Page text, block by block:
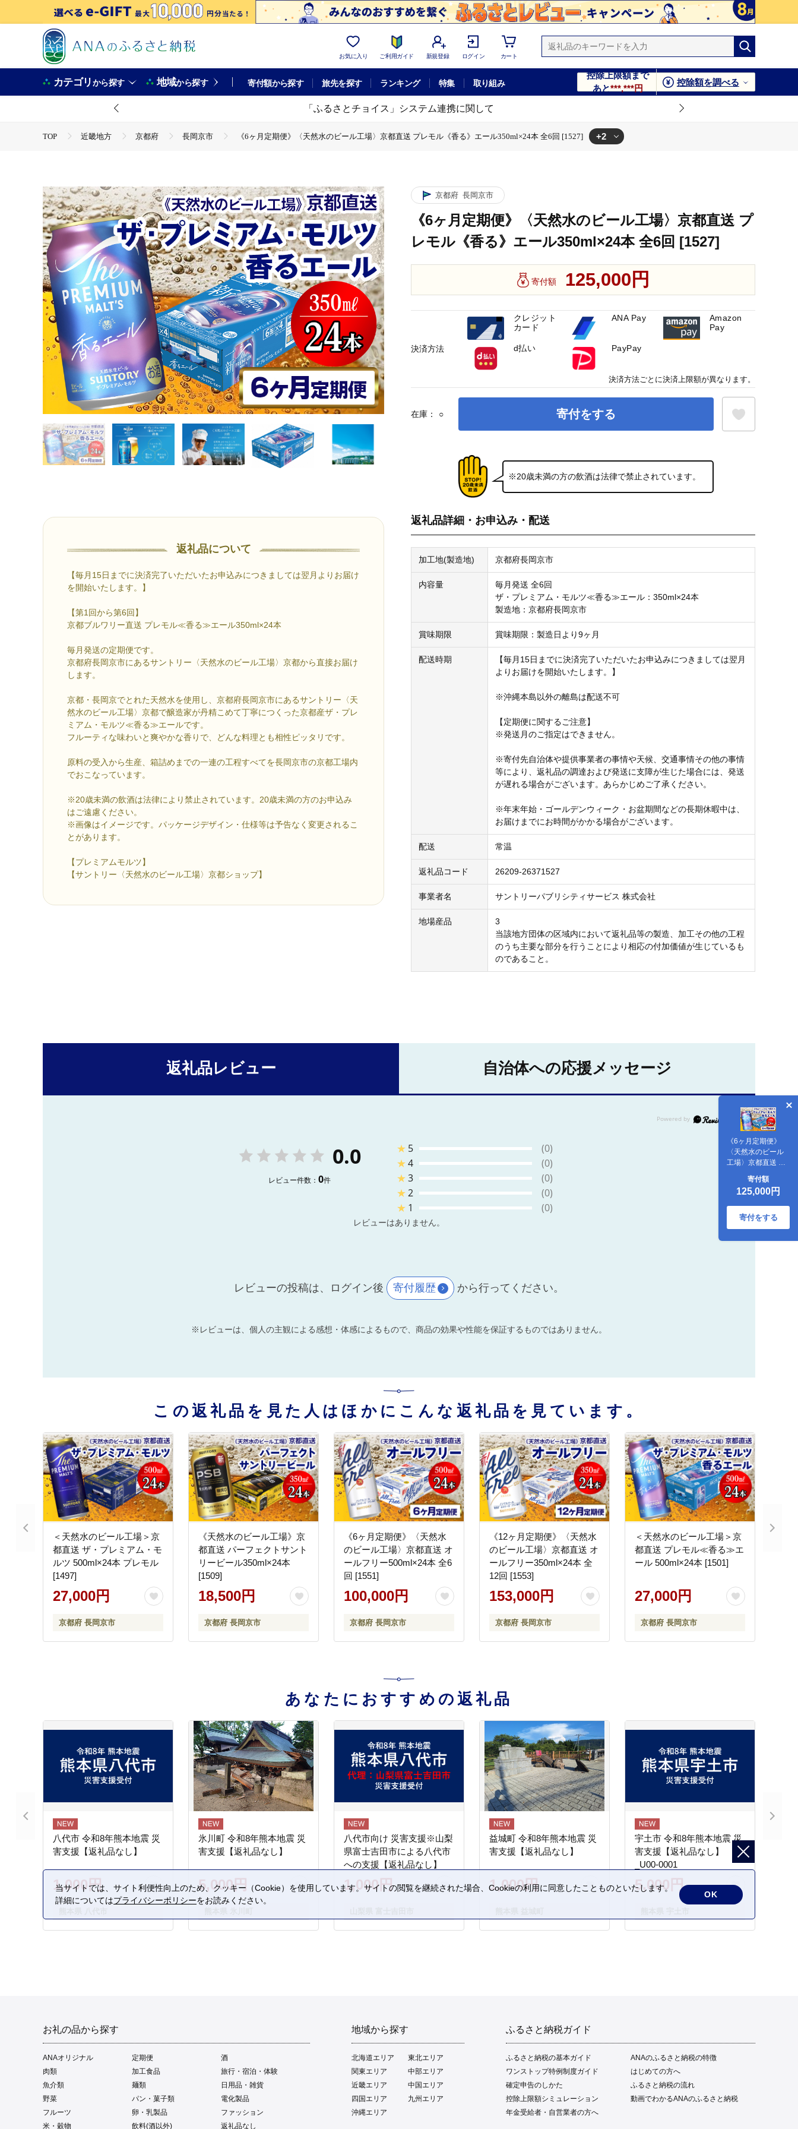
お気に入り ご利用ガイド 新規登録 ログイン カート
カテゴリから探す 地域から探す 寄付額から探す 旅先を探す ランキング 特集 取り組み
控除上限額まで
あと***,***円
控除額を調べる
「ふるさとチョイス」システム連携に関して
TOP 近畿地方 京都府 長岡京市 《6ヶ月定期便》〈天然水のビール工場〉京都直送 プレモル《香る》エール350ml×24本 全6回 [1527] +2
返礼品について
【毎月15日までに決済完了いただいたお申込みにつきましては翌月よりお届け
を開始いたします。】
【第1回から第6回】
京都ブルワリー直送 プレモル≪香る≫エール350ml×24本
毎月発送の定期便です。
京都府長岡京市にあるサントリー〈天然水のビール工場〉京都から直接お届け
します。
京都・長岡京でとれた天然水を使用し、京都府長岡京市にあるサントリー〈天
然水のビール工場〉京都で醸造家が丹精こめて丁寧につくった京都産ザ・プレ
ミアム・モルツ≪香る≫エールです。
フルーティな味わいと爽やかな香りで、どんな料理とも相性ピッタリです。
原料の受入から生産、箱詰めまでの一連の工程すべてを長岡京市の京都工場内
でおこなっています。
※20歳未満の飲酒は法律により禁止されています。20歳未満の方のお申込み
はご遠慮ください。
※画像はイメージです。パッケージデザイン・仕様等は予告なく変更されるこ
とがあります。
【プレミアムモルツ】
【サントリー〈天然水のビール工場〉京都ショップ】
京都府 長岡京市
《6ヶ月定期便》〈天然水のビール工場〉京都直送 プ
レモル《香る》エール350ml×24本 全6回 [1527]
寄付額 125,000円
在庫： ○ 寄付をする
《6ヶ月定期便》
〈天然水のビール
工場〉京都直送 プ
レモル《香る》エ
ール350ml×24本 全
6回 [1527]
寄付額
125,000円
寄付をする
※20歳未満の方の飲酒は法律で禁止されています。
返礼品詳細・お申込み・配送
加工地(製造地) 京都府長岡京市
内容量
毎月発送 全6回
ザ・プレミアム・モルツ≪香る≫エール：350ml×24本
製造地：京都府長岡京市
賞味期限 賞味期限：製造日より9ヶ月
配送時期
【毎月15日までに決済完了いただいたお申込みにつきましては翌月
よりお届けを開始いたします。】
※沖縄本島以外の離島は配送不可
【定期便に関するご注意】
※発送月のご指定はできません。
※寄付先自治体や提供事業者の事情や天候、交通事情その他の事情
等により、返礼品の調達および発送に支障が生じた場合には、発送
が遅れる場合がございます。あらかじめご了承ください。
※年末年始・ゴールデンウィーク・お盆期間などの長期休暇中は、
お届けまでにお時間がかかる場合がございます。
配送 常温
返礼品コード 26209-26371527
事業者名 サントリーパブリシティサービス 株式会社
地場産品
3
当該地方団体の区域内において返礼品等の製造、加工その他の工程
のうち主要な部分を行うことにより相応の付加価値が生じているも
のであること。
決済方法
クレジット
カード
ANA Pay
Amazon
Pay
d払い PayPay
決済方法ごとに決済上限額が異なります。
返礼品レビュー 自治体への応援メッセージ
0.0
レビュー件数： 0件
★ 5
(0)
★4
(0)
★3
(0)
★2
(0)
★ 1 (0)
レビューはありません。
レビューの投稿は、ログイン後 寄付履歴 から行ってください。
※レビューは、個人の主観による感想・体感によるもので、商品の効果や性能を保証するものではありません。
この返礼品を見た人はほかにこんな返礼品を見ています。
＜天然水のビール工場＞京
都直送 ザ・プレミアム・モ
ルツ 500ml×24本 プレモル
[1497]
27,000円
京都府 長岡京市
《天然水のビール工場》京
都直送 パーフェクトサント
リービール350ml×24本
[1509]
18,500円
京都府 長岡京市
《6ヶ月定期便》〈天然水
のビール工場〉京都直送 オ
ールフリー500ml×24本 全6
回 [1551]
100,000円
京都府 長岡京市
《12ヶ月定期便》〈天然水
のビール工場〉京都直送 オ
ールフリー350ml×24本 全
12回 [1553]
153,000円
京都府 長岡京市
＜天然水のビール工場＞京
都直送 プレモル≪香る≫エ
ール 500ml×24本 [1501]
27,000円
京都府 長岡京市
あなたにおすすめの返礼品
八代市 令和8年熊本地震 災
害支援【返礼品なし】
1,000円
氷川町 令和8年熊本地震 災
害支援【返礼品なし】
5,000円
八代市向け 災害支援※山梨
県富士吉田市による八代市
への支援【返礼品なし】
1,000円
益城町 令和8年熊本地震 災
害支援【返礼品なし】
1,000円
宇土市 令和8年熊本地震 災
害支援【返礼品なし】
_U00-0001
5,000円
お礼の品から探す
ANAオリジナル 定期便
酒
肉類
加工食品
旅行・宿泊・体験
魚介類
麺類
日用品・雑貨
野菜
パン・菓子類
電化製品
フルーツ
卵・乳製品
ファッション
米・穀物
飲料(酒以外) 返礼品なし
地域から探す
北海道エリア
東北エリア
関東エリア
中部エリア
近畿エリア
中国エリア
四国エリア
九州エリア
沖縄エリア
ふるさと納税ガイド
ふるさと納税の基本ガイド
ANAのふるさと納税の特徴
ワンストップ特例制度ガイド
はじめての方へ
確定申告のしかた
ふるさと納税の流れ
控除上限額シミュレーション
動画でわかるANAのふるさと納税
年金受給者・自営業者の方へ
当サイトでは、サイト利便性向上のため、クッキー（Cookie）を使用しています。サイトの閲覧を継続された場合、Cookieの利用に同意したことものといたします。
詳細についてはプライバシーポリシーをお読みください。
OK